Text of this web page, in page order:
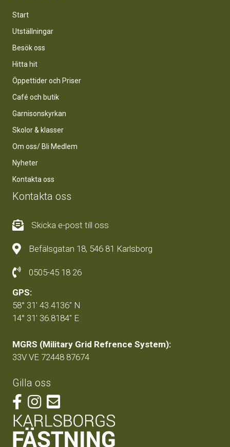
Start
Utställningar
Besök oss
Hitta hit
Öppettider och Priser
Café och butik
Garnisonskyrkan
Skolor & klasser
Om oss/ Bli Medlem
Nyheter
Kontakta oss
Kontakta oss
Skicka e-post till oss
Befälsgatan 18, 546 81 Karlsborg
0505-45 18 26
GPS:
58° 31' 43.4136'' N
14° 31' 36.8184'' E
MGRS (Military Grid Refrence System):
33V VE 72448 87674
Gilla oss